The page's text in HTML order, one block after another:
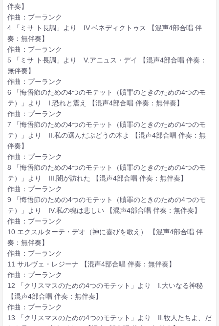
伴奏】
作曲：プーランク
4 「ミサ ト長調」より IV.ベネディクトゥス 【混声4部合唱 伴
奏：無伴奏】
作曲：プーランク
5 「ミサ ト長調」より V.アニュス・デイ 【混声4部合唱 伴奏：
無伴奏】
作曲：プーランク
6 「悔悟節のための4つのモテット（贖罪のときのための4つのモ
テ）」より I.恐れと震え 【混声4部合唱 伴奏：無伴奏】
作曲：プーランク
7 「悔悟節のための4つのモテット（贖罪のときのための4つのモ
テ）」より II.私の選んだぶどうの木よ 【混声4部合唱 伴奏：無
伴奏】
作曲：プーランク
8 「悔悟節のための4つのモテット（贖罪のときのための4つのモ
テ）」より III.闇が訪れた 【混声4部合唱 伴奏：無伴奏】
作曲：プーランク
9 「悔悟節のための4つのモテット（贖罪のときのための4つのモ
テ）」より IV.私の魂は悲しい 【混声4部合唱 伴奏：無伴奏】
作曲：プーランク
10 エクスルターテ・デオ（神に喜びを歌え） 【混声4部合唱 伴
奏：無伴奏】
作曲：プーランク
11 サルヴェ・レジーナ 【混声4部合唱 伴奏：無伴奏】
作曲：プーランク
12 「クリスマスのための4つのモテット」より I.大いなる神秘
【混声4部合唱 伴奏：無伴奏】
作曲：プーランク
13 「クリスマスのための4つのモテット」より II.牧人たちよ、だ